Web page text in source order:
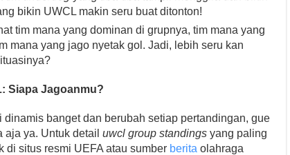
bikin UWCL makin seru buat ditonton!
tim mana yang dominan di grupnya, tim mana yang
mana yang jago nyetak gol. Jadi, lebih seru kan
Siapa Jagoanmu?
banget dan berubah setiap pertandingan, gue
aja ya. Untuk detail uwcl group standingsyang paling
di situs resmi UEFA atau sumber berita olahraga